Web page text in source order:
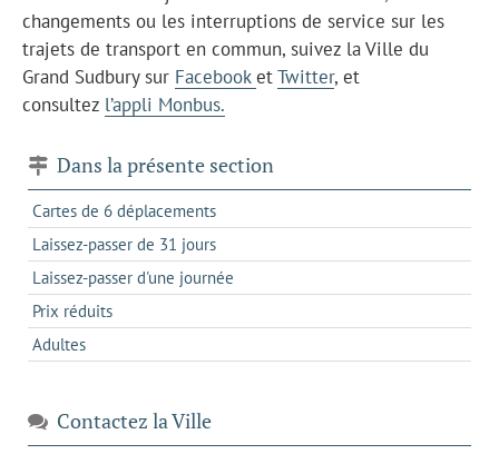
changements ou les interruptions de service sur les
trajets de transport en commun, suivez la Ville du
Grand Sudbury sur FacebooketTwitter, et
consultez l’appli Monbus.
Dans la présente section
Cartes de 6 déplacements
Laissez-passer de 31 jours
Laissez-passer d'une journée
Prix réduits
Adultes
Contactez la Ville